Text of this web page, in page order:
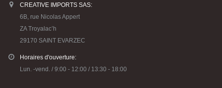
CREATIVE IMPORTS SAS:
6B, rue Nicolas Appert
ZA Troyalac’h
29170 SAINT EVARZEC
Horaires d'ouverture:
Lun. -vend. / 9:00 - 12:00 / 13:30 - 18:00